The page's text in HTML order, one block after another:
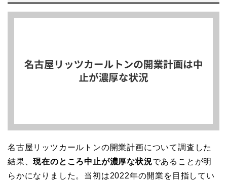
名古屋リッツカールトンの開業計画について調査した
結果、現在のところ中止が濃厚な状況であることが明
らかになりました。当初は2022年の開業を目指してい